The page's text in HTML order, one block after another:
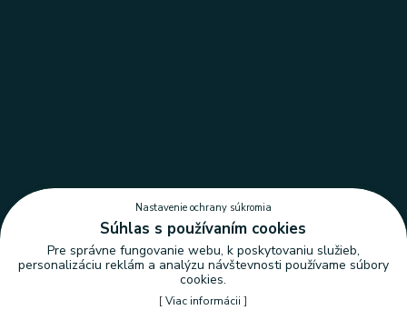
Nastavenie ochrany súkromia
Súhlas s používaním cookies
Pre správne fungovanie webu, k poskytovaniu služieb,
personalizáciu reklám a analýzu návštevnosti používame súbory
cookies.
[Viac informácii ]